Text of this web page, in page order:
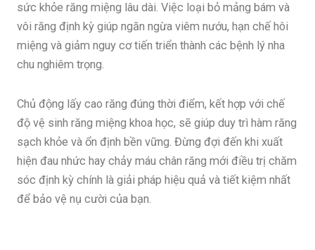
sức khỏe răng miệng lâu dài. Việc loại bỏ mảng bám và
vôi răng định kỳ giúp ngăn ngừa viêm nướu, hạn chế hôi
miệng và giảm nguy cơ tiến triển thành các bệnh lý nha
chu nghiêm trọng.
Chủ động lấy cao răng đúng thời điểm, kết hợp với chế
độ vệ sinh răng miệng khoa học, sẽ giúp duy trì hàm răng
sạch khỏe và ổn định bền vững. Đừng đợi đến khi xuất
hiện đau nhức hay chảy máu chân răng mới điều trị chăm
sóc định kỳ chính là giải pháp hiệu quả và tiết kiệm nhất
để bảo vệ nụ cười của bạn.